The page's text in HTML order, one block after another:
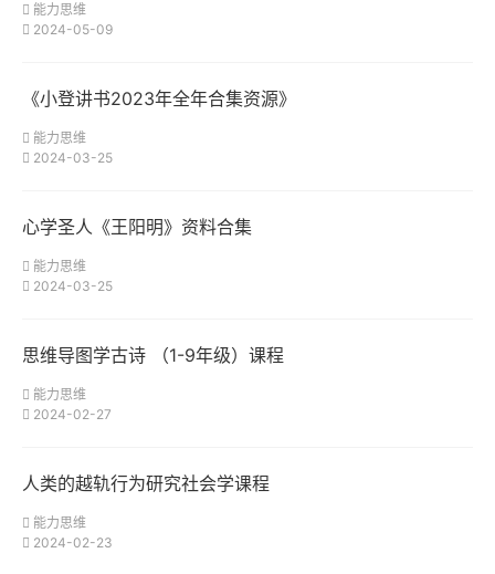
能力思维
2024-05-09
《小登讲书2023年全年合集资源》
能力思维
2024-03-25
心学圣人《王阳明》资料合集
能力思维
2024-03-25
思维导图学古诗 （1-9年级）课程
能力思维
2024-02-27
人类的越轨行为研究社会学课程
能力思维
2024-02-23